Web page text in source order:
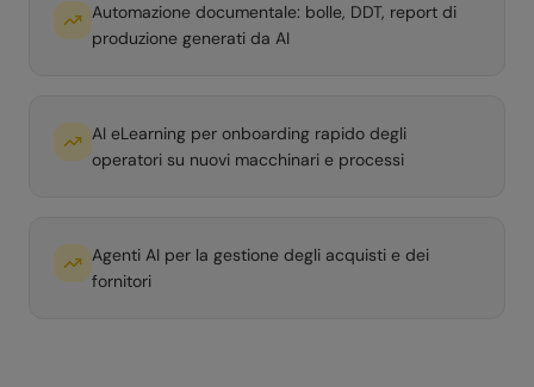
Automazione documentale: bolle, DDT, report di
produzione generati da AI
AI eLearning per onboarding rapido degli
operatori su nuovi macchinari e processi
Agenti AI per la gestione degli acquisti e dei
fornitori